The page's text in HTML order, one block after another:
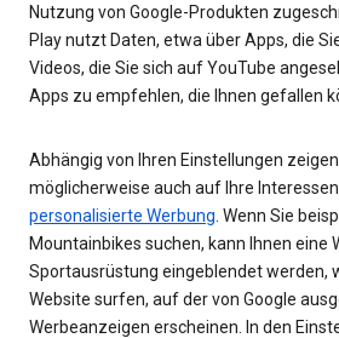
Nutzung von Google-Produkten
Play nutzt Daten, etwa über Apps, die
Videos, die Sie sich auf YouTube
Apps zu empfehlen, die Ihnen gefallen
Abhängig von Ihren Einstellungen
möglicherweise auch auf Ihre
personalisierte Werbung . Wenn Sie
Mountainbikes suchen, kann Ihnen eine
Sportausrüstung eingeblendet werden,
Website surfen, auf der von Google
Werbeanzeigen erscheinen. In den